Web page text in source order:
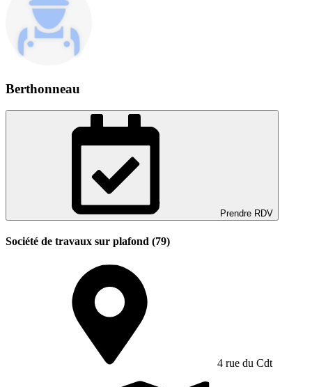
Berthonneau
Prendre RDV
Société de travaux sur plafond (79)
4 rue du Cdt